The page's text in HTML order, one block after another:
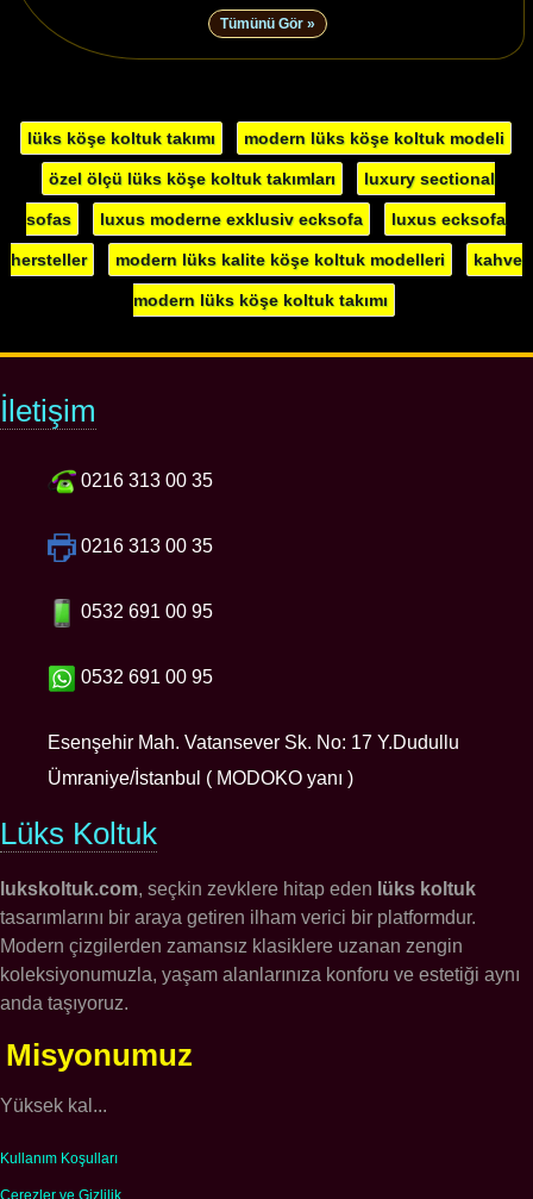
Tümünü Gör »
lüks köşe koltuk takımı modern lüks köşe koltuk modeli
özel ölçü lüks köşe koltuk takımları luxury sectional
sofas luxus moderne exklusiv ecksofa luxus ecksofa
hersteller modern lüks kalite köşe koltuk modelleri kahve
modern lüks köşe koltuk takımı
İletişim
0216 313 00 35
0216 313 00 35
0532 691 00 95
0532 691 00 95
Esenşehir Mah. Vatansever Sk. No: 17 Y.Dudullu
Ümraniye/İstanbul ( MODOKO yanı )
Lüks Koltuk
lukskoltuk.com, seçkin zevklere hitap eden lüks koltuk
tasarımlarını bir araya getiren ilham verici bir platformdur.
Modern çizgilerden zamansız klasiklere uzanan zengin
koleksiyonumuzla, yaşam alanlarınıza konforu ve estetiği aynı
anda taşıyoruz.
Misyonumuz
Yüksek kal...
Kullanım Koşulları
Çerezler ve Gizlilik